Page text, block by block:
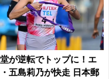
が逆転でトップに！エ
五島莉乃が快走 日本郵